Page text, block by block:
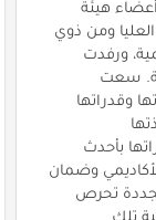
هيئة
ومن ذوي
ورفدت
سعت
وقدراتها
بأحدث
وضمان
تحرص